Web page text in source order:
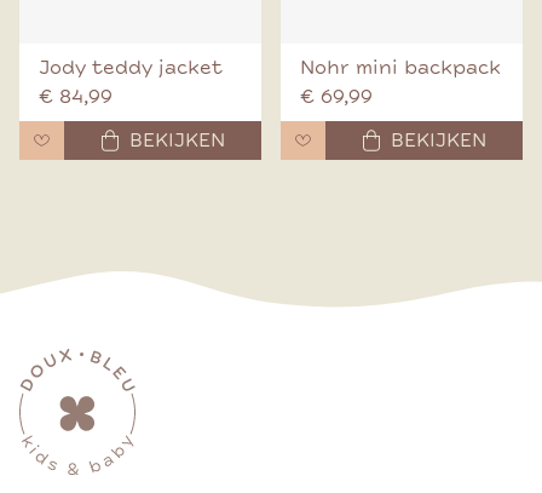
Jody teddy jacket
€ 84,99
BEKIJKEN
Nohr mini backpack
€ 69,99
BEKIJKEN